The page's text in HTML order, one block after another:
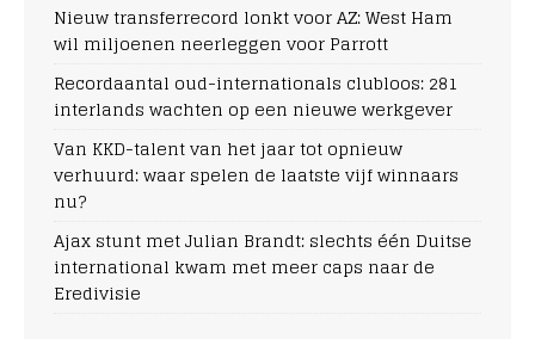
Nieuw transferrecord lonkt voor AZ: West Ham
wil miljoenen neerleggen voor Parrott
Recordaantal oud-internationals clubloos: 281
interlands wachten op een nieuwe werkgever
Van KKD-talent van het jaar tot opnieuw
verhuurd: waar spelen de laatste vijf winnaars
nu?
Ajax stunt met Julian Brandt: slechts één Duitse
international kwam met meer caps naar de
Eredivisie